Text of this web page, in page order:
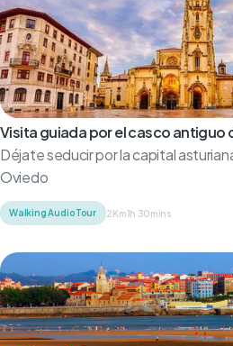
Visita guiada por el casco antiguo
Déjate seducir por la capital
Oviedo
Walking Audio Tour 2Km1h 30mins